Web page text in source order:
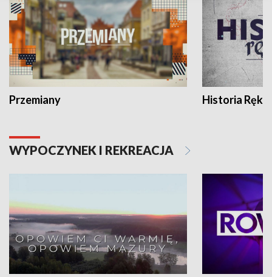
Przemiany Historia Ręką
WYPOCZYNEK I REKREACJA